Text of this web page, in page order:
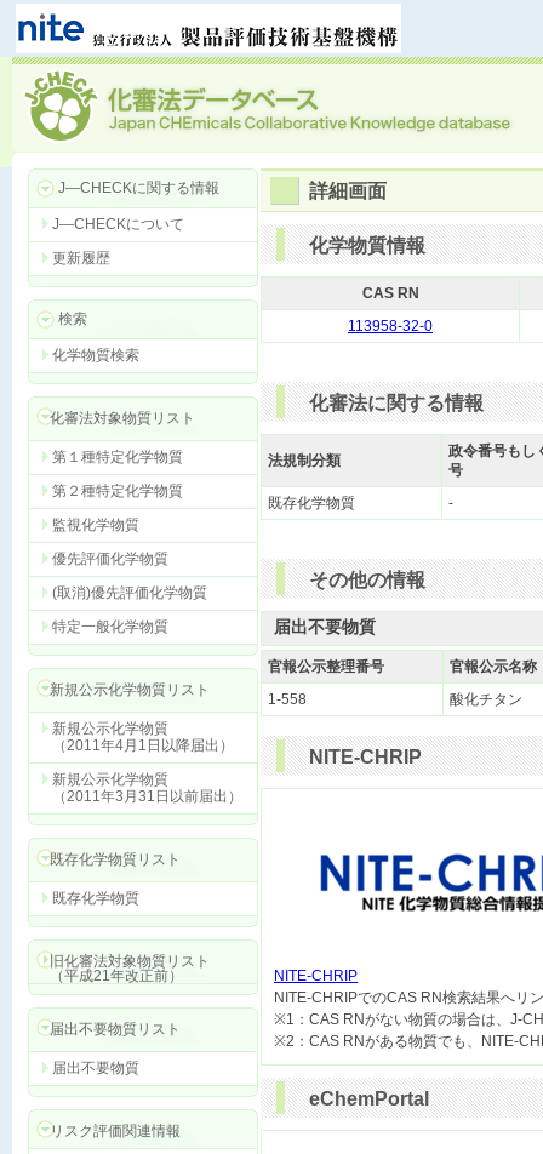
J―CHECKに関する情報
J―CHECKについて
更新履歴
検索
化学物質検索
化審法対象物質リスト
第１種特定化学物質
第２種特定化学物質
監視化学物質
優先評価化学物質
(取消)優先評価化学物質
特定一般化学物質
新規公示化学物質リスト
新規公示化学物質
（2011年4月1日以降届出）
新規公示化学物質
（2011年3月31日以前届出）
既存化学物質リスト
既存化学物質
旧化審法対象物質リスト
（平成21年改正前）
届出不要物質リスト
届出不要物質
リスク評価関連情報
詳細画面
化学物質情報
CAS RN
113958-32-0
化審法に関する情報
法規制分類
政令番号もし
号
既存化学物質
-
その他の情報
届出不要物質
官報公示整理番号
官報公示名称
1-558
酸化チタン
NITE-CHRIP
NITE-CHRIP
NITE-CHRIPでのCAS RN検索結果へリ
※1：CAS RNがない物質の場合は、J-
eChemPortal